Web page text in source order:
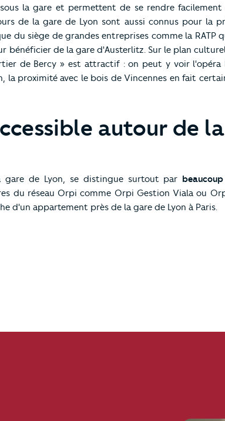
la gare et permettent de se rendre
de la gare de Lyon sont aussi connus pour la
du siège de grandes entreprises comme la RATP
bénéficier de la gare d'Austerlitz. Sur le plan
de Bercy » est attractif : on peut y voir l'opéra
la proximité avec le bois de Vincennes en fait
autour de la
gare de Lyon, se distingue surtout par
du réseau Orpi comme Orpi Gestion Viala ou
d'un appartement près de la gare de Lyon à Paris.